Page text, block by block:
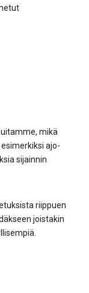
mikä
ajo-
sijainnin
riippuen
joistakin